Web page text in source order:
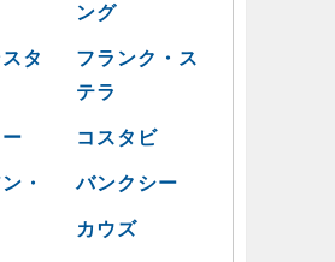
ング
タ
フランク・ス
テラ
コスタビ
・
バンクシー
カウズ